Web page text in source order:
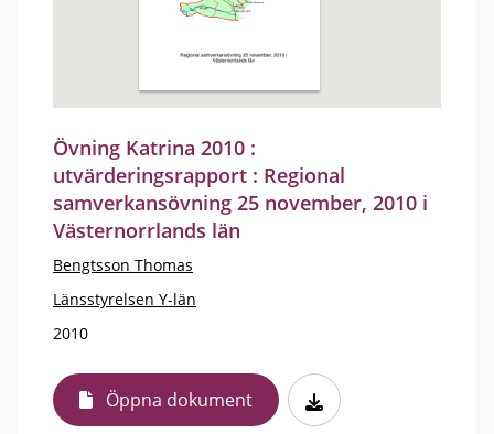
Övning Katrina 2010 :
utvärderingsrapport : Regional
samverkansövning 25 november, 2010 i
Västernorrlands län
Bengtsson Thomas
Länsstyrelsen Y-län
2010
Öppna dokument